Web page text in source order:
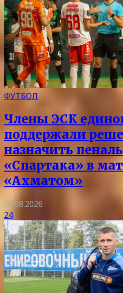
ФУТБОЛ
Члены ЭСК
поддержали
назначить
«Спартака» в
«Ахматом»
08.08.2026
24